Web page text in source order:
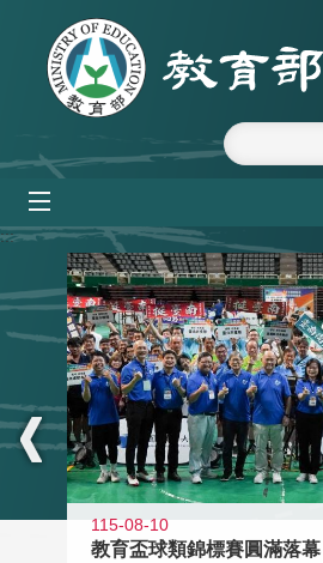
跳到主要內容區塊
:::
115-08-10
教育盃球類錦標賽圓滿落